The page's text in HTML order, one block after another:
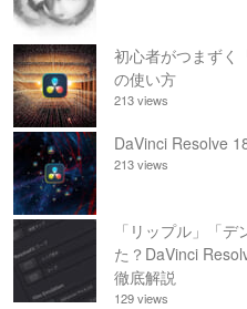
初心者がつまずく
の使い方
213 views
DaVinci Resolve
213 views
「リップル」「
た？DaVinci
徹底解説
129 views